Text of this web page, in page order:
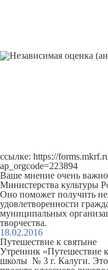
ссылке: https://
ap_orgcode=223894
Ваше мнение очень важно
Министерства культуры
Оно поможет получить
удовлетворенности
муниципальных
творчества.
18.02.2016
Путешествие к святыне
Утренник «Путешествие
школы № 3 г. Калуги. Это